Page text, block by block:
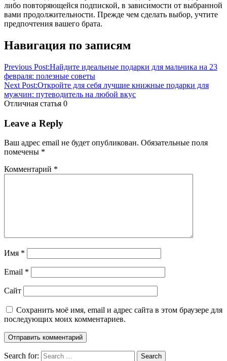
либо повторяющейся подпиской, в зависимости от выбранной
вами продолжительности. Прежде чем сделать выбор, учтите
предпочтения вашего брата.
Навигация по записям
Previous Post:Найдите идеальные подарки для мальчика на 23
февраля: полезные советы
Next Post:Откройте для себя лучшие книжные подарки для
мужчин: путеводитель на любой вкус
Отличная статья 0
Leave a Reply
Ваш адрес email не будет опубликован. Обязательные поля
помечены *
Комментарий *
Имя *
Email *
Сайт
Сохранить моё имя, email и адрес сайта в этом браузере для
последующих моих комментариев.
Search for: Search